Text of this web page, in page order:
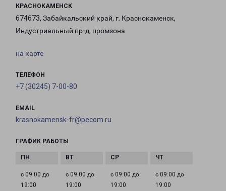
КРАСНОКАМЕНСК
674673, Забайкальский край, г. Краснокаменск,
Индустриальный пр-д, промзона
на карте
ТЕЛЕФОН
+7 (30245) 7-00-80
EMAIL
krasnokamensk-fr@pecom.ru
ГРАФИК РАБОТЫ
с 09:00 до
19:00
с 09:00 до
19:00
с 09:00 до
19:00
с 09:00 до
19:00